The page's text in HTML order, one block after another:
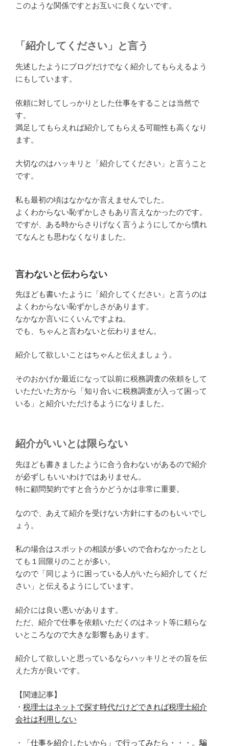
このような関係ですとお互いに良くないです。
「紹介してください」と言う
先述したようにブログだけでなく紹介してもらえるよう
にもしています。
依頼に対してしっかりとした仕事をすることは当然で
す。
満足してもらえれば紹介してもらえる可能性も高くなり
ます。
大切なのはハッキリと「紹介してください」と言うこと
です。
私も最初の頃はなかなか言えませんでした。
よくわからない恥ずかしさもあり言えなかったのです。
ですが、ある時からさりげなく言うようにしてから慣れ
てなんとも思わなくなりました。
言わないと伝わらない
先ほども書いたように「紹介してください」と言うのは
よくわからない恥ずかしさがあります。
なかなか言いにくいんですよね。
でも、ちゃんと言わないと伝わりません。
紹介して欲しいことはちゃんと伝えましょう。
そのおかげか最近になって以前に税務調査の依頼をして
いただいた方から「知り合いに税務調査が入って困って
いる」と紹介いただけるようになりました。
紹介がいいとは限らない
先ほども書きましたように合う合わないがあるので紹介
が必ずしもいいわけではありません。
特に顧問契約ですと合うかどうかは非常に重要。
なので、あえて紹介を受けない方針にするのもいいでし
ょう。
私の場合はスポットの相談が多いので合わなかったとし
ても１回限りのことが多い。
なので「同じように困っている人がいたら紹介してくだ
さい」と伝えるようにしています。
紹介には良い悪いがあります。
ただ、紹介で仕事を依頼いただくのはネット等に頼らな
いところなので大きな影響もあります。
紹介して欲しいと思っているならハッキリとその旨を伝
えた方が良いです。
【関連記事】
・ 税理士はネットで探す時代だけどできれば税理士紹介
会社は利用しない
・ 「仕事を紹介したいから」で行ってみたら・・・。騙